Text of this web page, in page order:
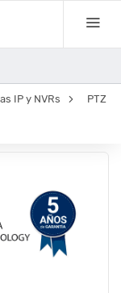
IP y NVRs PTZ